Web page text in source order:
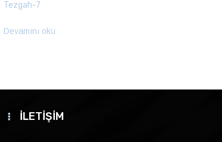
Tezgah-7
Devamını oku
İLETİŞİM